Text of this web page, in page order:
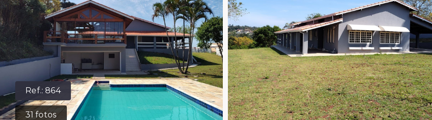
Ref.:864
31 fotos